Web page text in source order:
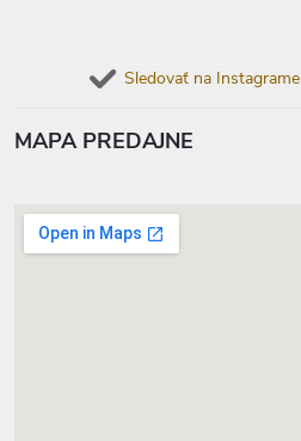
Sledovať na Instagrame
MAPA PREDAJNE